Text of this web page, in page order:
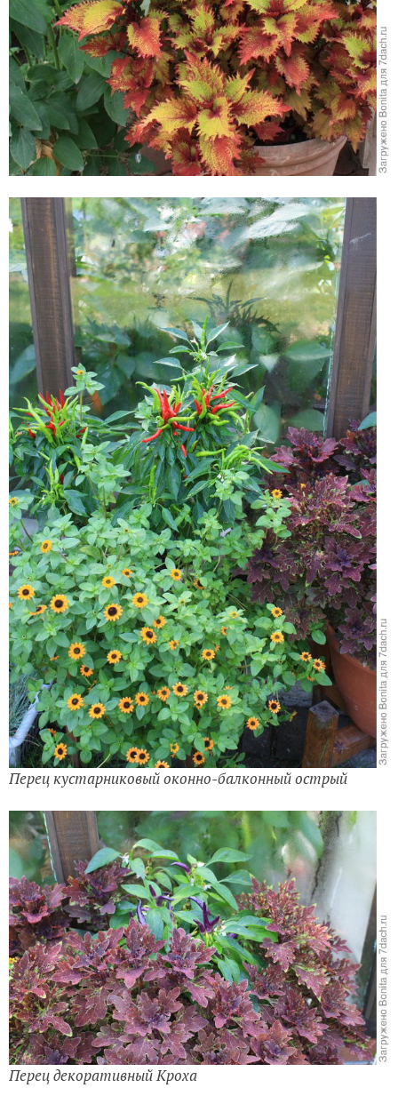
Перец кустарниковый оконно-балконный острый
Перец декоративный Кроха